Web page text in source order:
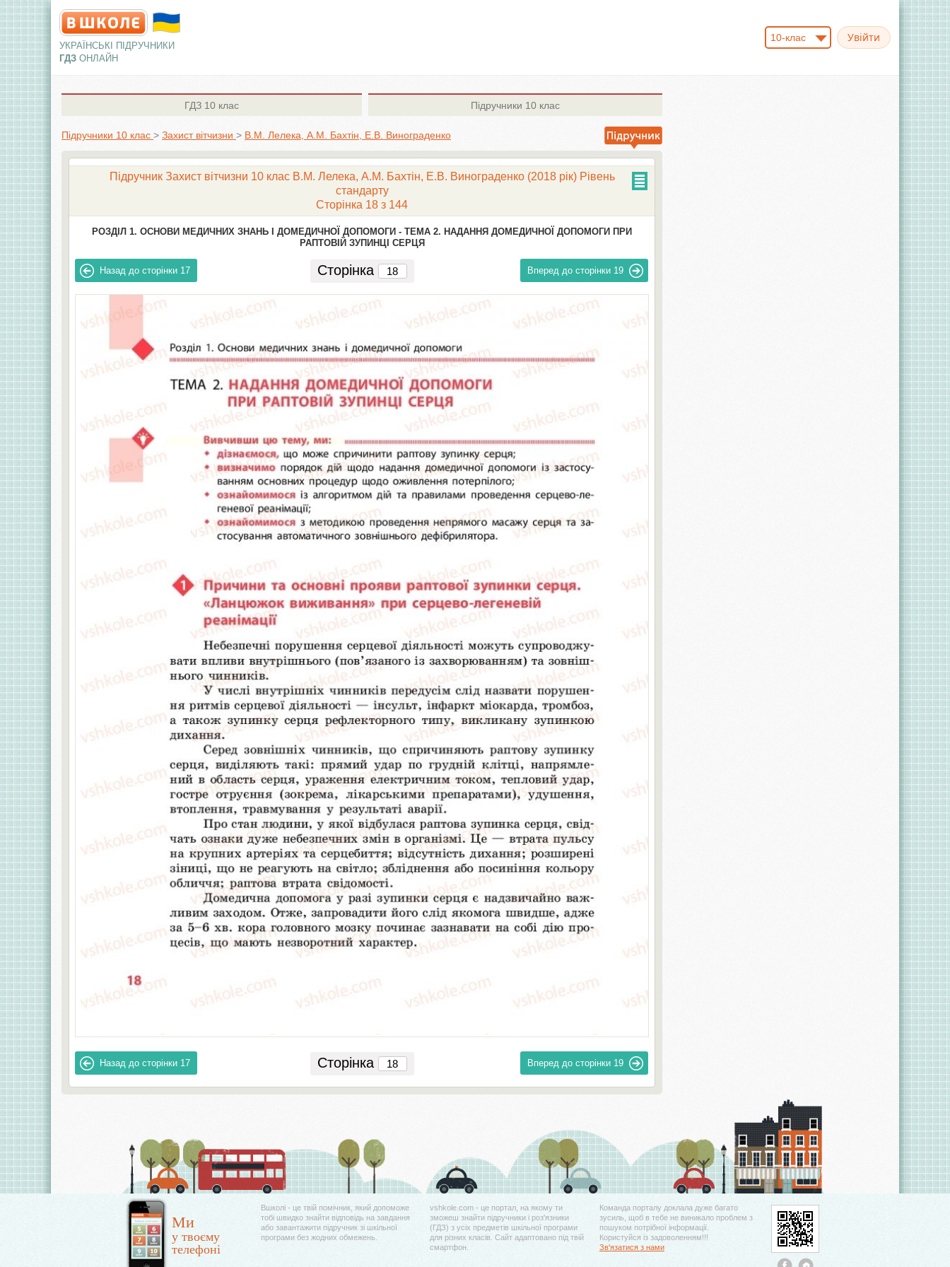
УКРАЇНСЬКІ ПІДРУЧНИКИ
ГДЗ ОНЛАЙН
10-клас
ГДЗ 10 клас Підручники 10 клас
Підручники 10 клас > Захист вітчизни > В.М. Лелека, А.М. Бахтін, Е.В. Винограденко
Підручник Захист вітчизни 10 клас В.М. Лелека, А.М. Бахтін, Е.В. Винограденко (2018 рік) Рівень
стандарту
Сторінка 18 з 144
РОЗДІЛ 1. ОСНОВИ МЕДИЧНИХ ЗНАНЬ І ДОМЕДИЧНОЇ ДОПОМОГИ - ТЕМА 2. НАДАННЯ ДОМЕДИЧНОЇ ДОПОМОГИ ПРИ
РАПТОВІЙ ЗУПИНЦІ СЕРЦЯ
Назад до сторінки 17 Сторінка Вперед до сторінки 19
Назад до сторінки 17 Сторінка Вперед до сторінки 19
Ми
у твоєму
телефоні
Вшколі - це твій помічник, який допоможе
тобі швидко знайти відповідь на завдання
або завантажити підручник зі шкільної
програми без жодних обмежень.
vshkole.com - це портал, на якому ти
зможеш знайти підручники і роз'язники
(ГДЗ) з усіх предметів шкільної програми
для різних класів. Сайт адаптовано під твій
смартфон.
Команда порталу доклала дуже багато
зусиль, щоб в тебе не виникало проблем з
пошуком потрібної інформації.
Користуйся із задоволенням!!!
Зв'язатися з нами